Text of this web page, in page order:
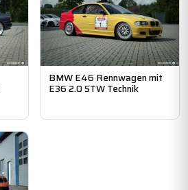
BMW E46 Rennwagen mit
E36 2.0 STW Technik